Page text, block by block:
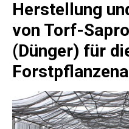
Herstellung
von Torf-
(Dünger) für